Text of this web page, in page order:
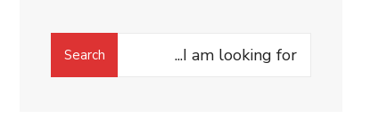
Search
Search